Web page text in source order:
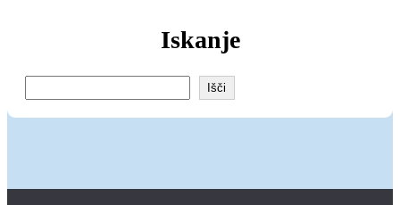
Iskanje
Išči